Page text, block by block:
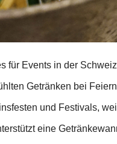
für Events in der
Getränken bei
und Festivals,
eine